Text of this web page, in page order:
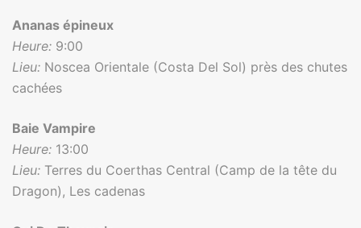
Ananas épineux
Heure: 9:00
Lieu: Noscea Orientale (Costa Del Sol) près des chutes
cachées
Baie Vampire
Heure: 13:00
Lieu: Terres du Coerthas Central (Camp de la tête du
Dragon), Les cadenas